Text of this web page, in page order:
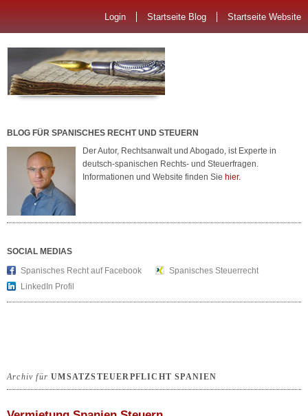
Login Startseite Blog Startseite Website
BLOG FÜR SPANISCHES RECHT UND STEUERN
Der Autor, Rechtsanwalt und Abogado, ist Experte in
deutsch-spanischen Rechts- und Steuerfragen.
Informationen und Website finden Sie hier.
SOCIAL MEDIAS
Spanisches Recht auf Facebook
Spanisches Steuerrecht
LinkedIn Profil
Archiv fürUMSATZSTEUERPFLICHT SPANIEN